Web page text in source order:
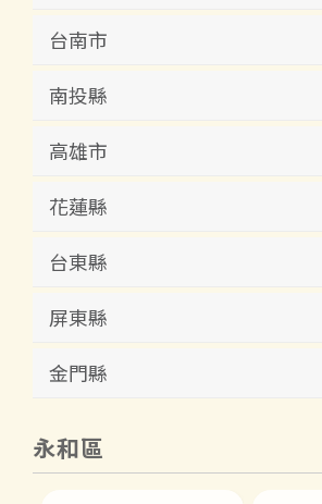
台南市
南投縣
高雄市
花蓮縣
台東縣
屏東縣
金門縣
永和區